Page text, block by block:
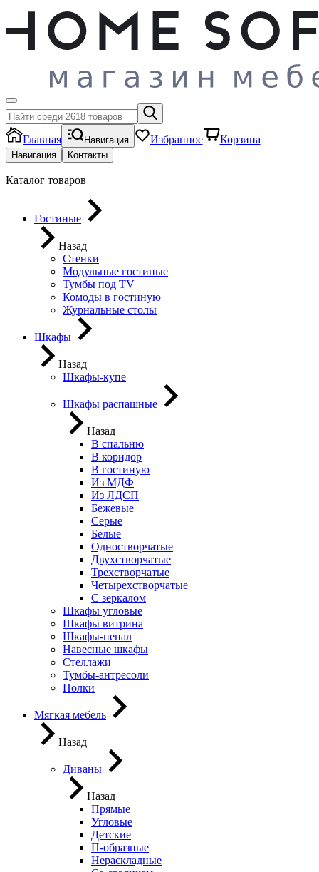
Главная Навигация Избранное Корзина
Навигация Контакты
Каталог товаров
Гостиные
Назад
Стенки
Модульные гостиные
Тумбы под ТV
Комоды в гостиную
Журнальные столы
Шкафы
Назад
Шкафы-купе
Шкафы распашные
Назад
В спальню
В коридор
В гостиную
Из МДФ
Из ЛДСП
Бежевые
Серые
Белые
Одностворчатые
Двухстворчатые
Трехстворчатые
Четырехстворчатые
С зеркалом
Шкафы угловые
Шкафы витрина
Шкафы-пенал
Навесные шкафы
Стеллажи
Тумбы-антресоли
Полки
Мягкая мебель
Назад
Диваны
Назад
Прямые
Угловые
Детские
П-образные
Нераскладные